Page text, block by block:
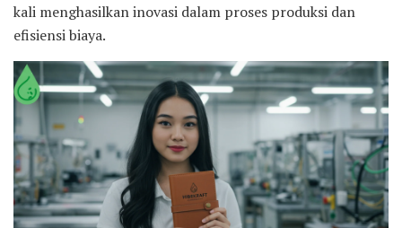
kali menghasilkan inovasi dalam proses produksi dan
efisiensi biaya.